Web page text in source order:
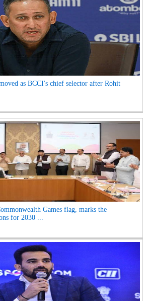
as BCCI's chief selector after Rohit
Games flag, marks the
for 2030 ...